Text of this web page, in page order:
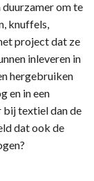
duurzamer om te
knuffels,
project dat ze
inleveren in
hergebruiken
en in een
bij textiel dan de
dat ook de